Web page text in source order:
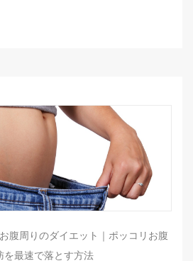
腹周りのダイエット｜ポッコリお腹
を最速で落とす方法